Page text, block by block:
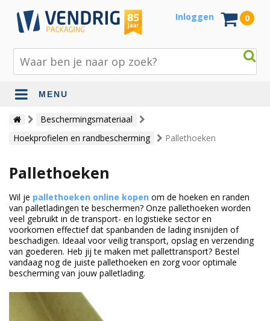
Inloggen 0
MENU
Beschermingsmateriaal
Bouw- en tuinmaterialen
Inpak - en verzendmaterialen
Papier en karton
Tape en stickers
Verhuismaterialen
Bedrukte verpakkingen
Beschermingsmateriaal
Hoekprofielen en randbescherming
Pallethoeken
Pallethoeken
Wil je pallethoeken online kopen om de hoeken en randen
van palletladingen te beschermen? Onze pallethoeken worden
veel gebruikt in de transport- en logistieke sector en
voorkomen effectief dat spanbanden de lading insnijden of
beschadigen. Ideaal voor veilig transport, opslag en verzending
van goederen. Heb jij te maken met pallettransport? Bestel
vandaag nog de juiste pallethoeken en zorg voor optimale
bescherming van jouw palletlading.